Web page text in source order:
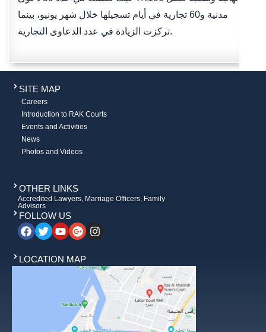
مدنية و60 تجارية في أيام تسجيلها خلال شهر يونيو، بينما
تركزت الزيادة في عدد الدعاوى التجارية.
SITE MAP
Careers
Introduction to RAK Courts
Events and Activities
News
Photos and Videos
OTHER LINKS
Accredited Lawyers, Marriage Officers, Family
Advisors
FOLLOW US
LOCATION MAP